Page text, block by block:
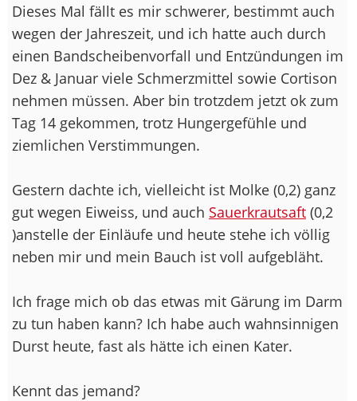
Dieses Mal fällt es mir schwerer, bestimmt auch
wegen der Jahreszeit, und ich hatte auch durch
einen Bandscheibenvorfall und Entzündungen im
Dez & Januar viele Schmerzmittel sowie Cortison
nehmen müssen. Aber bin trotzdem jetzt ok zum
Tag 14 gekommen, trotz Hungergefühle und
ziemlichen Verstimmungen.
Gestern dachte ich, vielleicht ist Molke (0,2) ganz
gut wegen Eiweiss, und auch Sauerkrautsaft (0,2
)anstelle der Einläufe und heute stehe ich völlig
neben mir und mein Bauch ist voll aufgebläht.
Ich frage mich ob das etwas mit Gärung im Darm
zu tun haben kann? Ich habe auch wahnsinnigen
Durst heute, fast als hätte ich einen Kater.
Kennt das jemand?